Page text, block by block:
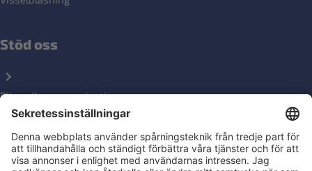
Stöd oss
Bli medlemsorganisation
Ge en gåva